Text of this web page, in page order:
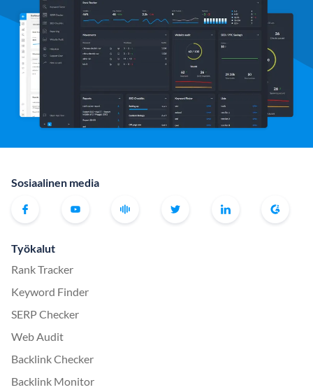
Sosiaalinen media
Työkalut
Rank Tracker
Keyword Finder
SERP Checker
Web Audit
Backlink Checker
Backlink Monitor